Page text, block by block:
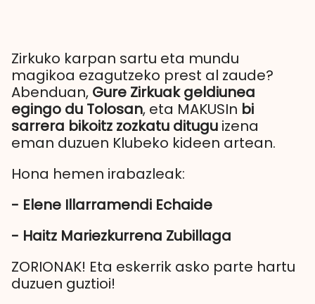
Zirkuko karpan sartu eta mundu
magikoa ezagutzeko prest al zaude?
Abenduan, Gure Zirkuak geldiunea
egingo du Tolosan, eta MAKUSIn bi
sarrera bikoitz zozkatu ditugu izena
eman duzuen Klubeko kideen artean.
Hona hemen irabazleak:
- Elene Illarramendi Echaide
- Haitz Mariezkurrena Zubillaga
ZORIONAK! Eta eskerrik asko parte hartu
duzuen guztioi!